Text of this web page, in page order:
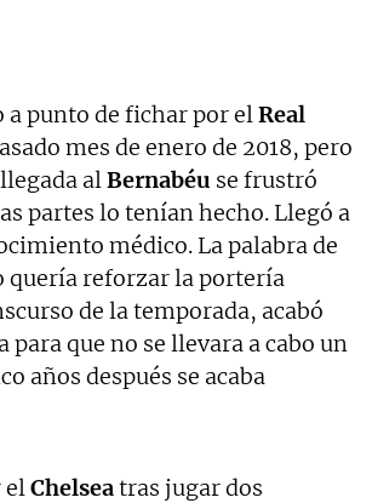
a punto de fichar por elReal
mes de enero de 2018, pero
alBernabéu se frustró
partes lo tenían hecho. Llegó a
médico. La palabra de
quería reforzar la portería
de la temporada, acabó
para que no se llevara a cabo un
años después se acaba
elChelseatras jugar dos